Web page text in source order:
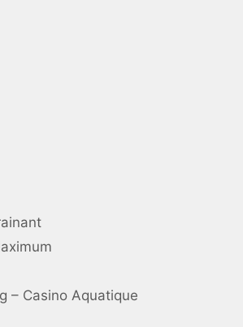
– Casino Aquatique